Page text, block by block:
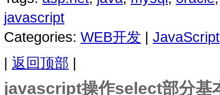
javascript
Categories: WEB开发 | JavaScript
| 返回顶部 |
javascript操作select部分基